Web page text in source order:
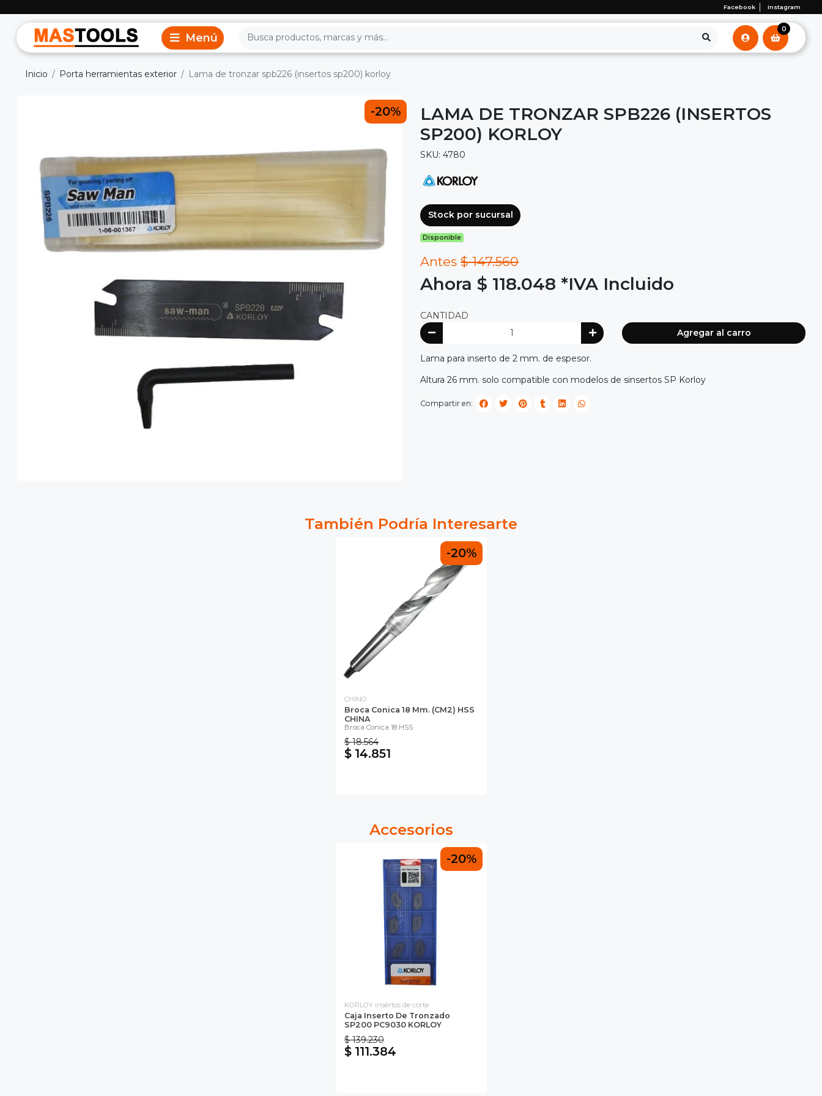
Facebook Instagram
0
Inicio Porta herramientas exterior Lama de tronzar spb226 (insertos sp200) korloy
-20%
LAMA DE TRONZAR SPB226 (INSERTOS
SP200) KORLOY
SKU: 4780
Stock por sucursal
Disponible
Antes $ 147.560
Ahora $ 118.048 *IVA Incluido
CANTIDAD
Agregar al carro
Lama para inserto de 2 mm. de espesor.
Altura 26 mm. solo compatible con modelos de sinsertos SP Korloy
Compartir en:
También Podría Interesarte
-20%
CHINO
Broca Conica 18 Mm. (CM2) HSS
CHINA
Broca Conica 18 HSS
$ 18.564
$ 14.851
Accesorios
-20%
KORLOY insertos de corte
Caja Inserto De Tronzado
SP200 PC9030 KORLOY
$ 139.230
$ 111.384